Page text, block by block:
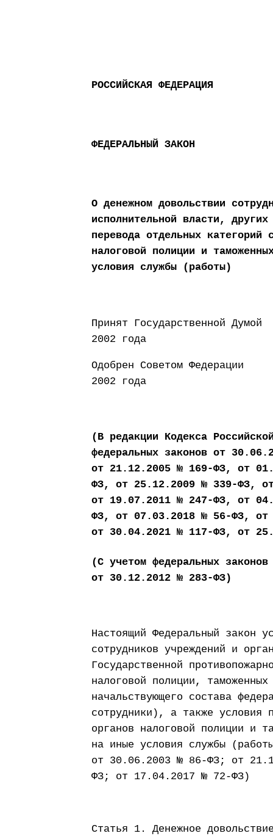
РОССИЙСКАЯ ФЕДЕРАЦИЯ
ФЕДЕРАЛЬНЫЙ ЗАКОН
О денежном довольствии
исполнительной власти,
перевода отдельных категорий
налоговой полиции и
условия службы (работы)
Принят
2002 года
Одобрен
2002 года
(В редакции Кодекса
федеральных законов от
от 21.12.2005 № 169-ФЗ, от
ФЗ, от 25.12.2009 № 339-ФЗ,
от 19.07.2011 № 247-ФЗ, от
ФЗ, от 07.03.2018 № 56-ФЗ, от
от 30.04.2021 № 117-ФЗ, от
(С учетом федеральных
от 30.12.2012 № 283-ФЗ)
Настоящий Федеральный закон
сотрудников учреждений и
Государственной
налоговой полиции,
начальствующего состава
сотрудники), а также условия
органов налоговой полиции и
на иные условия службы
от 30.06.2003 № 86-ФЗ; от
ФЗ; от 17.04.2017 № 72-ФЗ)
Статья 1. Денежное